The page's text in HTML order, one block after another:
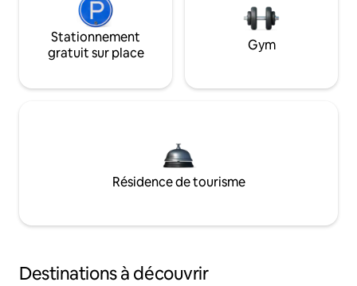
Stationnement
gratuit sur place
Gym
Résidence de tourisme
Destinations à découvrir